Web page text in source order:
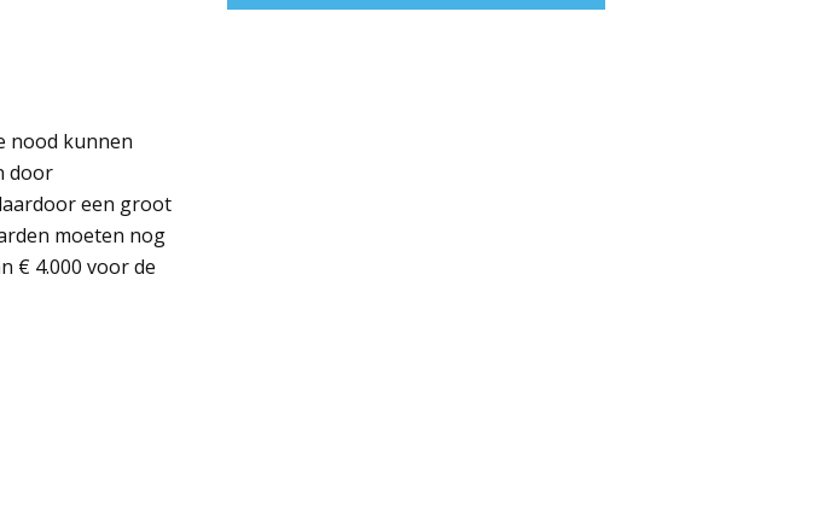
nood kunnen
door
een groot
moeten nog
€ 4.000 voor de